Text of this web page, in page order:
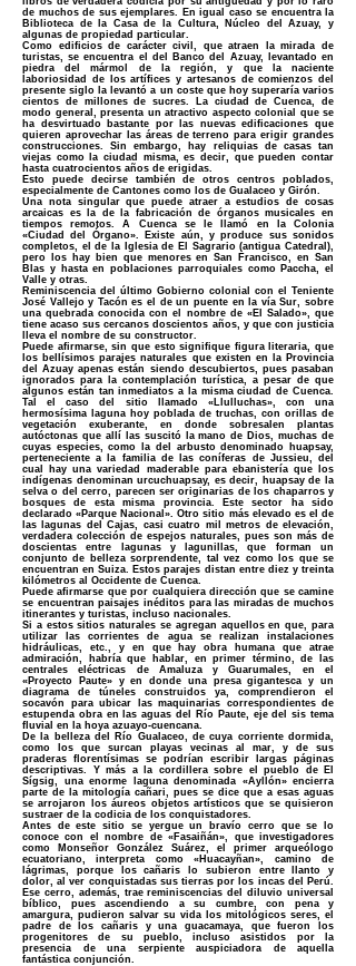
de muchos de sus ejemplares. En igual caso se encuentra la
Biblioteca de la Casa de la Cultura, Núcleo del Azuay, y
algunas de propiedad particular.
Como edificios de carácter civil, que atraen la mirada de
turistas, se encuentra el del Banco del Azuay, levantado en
piedra del mármol de la región, y que la naciente
laboriosidad de los artífices y artesanos de comienzos del
presente siglo la levantó a un coste que hoy superaría varios
cientos de millones de sucres. La ciudad de Cuenca, de
modo general, presenta un atractivo aspecto colonial que se
ha desvirtuado bastante por las nuevas edificaciones que
quieren aprovechar las áreas de terreno para erigir grandes
construcciones. Sin embargo, hay reliquias de casas tan
viejas como la ciudad misma, es decir, que pueden contar
hasta cuatrocientos años de erigidas.
Esto puede decirse también de otros centros poblados,
especialmente de Cantones como los de Gualaceo y Girón.
Una nota singular que puede atraer a estudios de cosas
arcaicas es la de la fabricación de órganos musicales en
tiempos remotos. A Cuenca se le llamó en la Colonia
«Ciudad del Órgano». Existe aún, y produce sus sonidos
completos, el de la Iglesia de El Sagrario (antigua Catedral),
pero los hay bien que menores en San Francisco, en San
Blas y hasta en poblaciones parroquiales como Paccha, el
Valle y otras.
Reminiscencia del último Gobierno colonial con el Teniente
José Vallejo y Tacón es el de un puente en la vía Sur, sobre
una quebrada conocida con el nombre de «El Salado», que
tiene acaso sus cercanos doscientos años, y que con justicia
lleva el nombre de su constructor.
Puede afirmarse, sin que esto signifique figura literaria, que
los bellísimos parajes naturales que existen en la Provincia
del Azuay apenas están siendo descubiertos, pues pasaban
ignorados para la contemplación turística, a pesar de que
algunos están tan inmediatos a la misma ciudad de Cuenca.
Tal el caso del sitio llamado «Llulluchas», con una
hermosísima laguna hoy poblada de truchas, con orillas de
vegetación exuberante, en donde sobresalen plantas
autóctonas que allí las suscitó la mano de Dios, muchas de
cuyas especies, como la del arbusto denominado huapsay,
perteneciente a la familia de las coníferas de Jussieu, del
cual hay una variedad maderable para ebanistería que los
indígenas denominan urcuchuapsay, es decir, huapsay de la
selva o del cerro, parecen ser originarias de los chaparros y
bosques de esta misma provincia. Este sector ha sido
declarado «Parque Nacional». Otro sitio más elevado es el de
las lagunas del Cajas, casi cuatro mil metros de elevación,
verdadera colección de espejos naturales, pues son más de
doscientas entre lagunas y lagunillas, que forman un
conjunto de belleza sorprendente, tal vez como los que se
encuentran en Suiza. Estos parajes distan entre diez y treinta
kilómetros al Occidente de Cuenca.
Puede afirmarse que por cualquiera dirección que se camine
se encuentran paisajes inéditos para las miradas de muchos
itinerantes y turistas, incluso nacionales.
Si a estos sitios naturales se agregan aquellos en que, para
utilizar las corrientes de agua se realizan instalaciones
hidráulicas, etc., y en que hay obra humana que atrae
admiración, habría que hablar, en primer término, de las
centrales eléctricas de Amaluza y Guarumales, en el
«Proyecto Paute» y en donde una presa gigantesca y un
diagrama de túneles construidos ya, comprendieron el
socavón para ubicar las maquinarias correspondientes de
estupenda obra en las aguas del Río Paute, eje del sis tema
fluvial en la hoya azuayo-cuencana.
De la belleza del Río Gualaceo, de cuya corriente dormida,
como los que surcan playas vecinas al mar, y de sus
praderas florentísimas se podrían escribir largas páginas
descriptivas. Y más a la cordillera sobre el pueblo de El
Sígsig, una enorme laguna denominada «Ayllón» encierra
parte de la mitología cañari, pues se dice que a esas aguas
se arrojaron los áureos objetos artísticos que se quisieron
sustraer de la codicia de los conquistadores.
Antes de este sitio se yergue un bravío cerro que se lo
conoce con el nombre de «Fasaiñán», que investigadores
como Monseñor González Suárez, el primer arqueólogo
ecuatoriano, interpreta como «Huacayñan», camino de
lágrimas, porque los cañaris lo subieron entre llanto y
dolor, al ver conquistadas sus tierras por los incas del Perú.
Ese cerro, además, trae reminiscencias del diluvio universal
bíblico, pues ascendiendo a su cumbre, con pena y
amargura, pudieron salvar su vida los mitológicos seres, el
padre de los cañaris y una guacamaya, que fueron los
progenitores de su pueblo, incluso asistidos por la
presencia de una serpiente auspiciadora de aquella
fantástica conjunción.